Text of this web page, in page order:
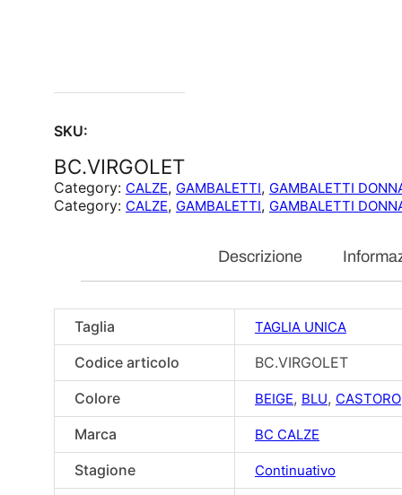
SKU:
BC.VIRGOLET
Category: CALZE, GAMBALETTI, GAMBALETTI
Category: CALZE, GAMBALETTI, GAMBALETTI
Descrizione
Taglia TAGLIA UNICA
Codice articolo
BC.VIRGOLET
Colore
BEIGE, BLU, CASTORO
Marca
BC CALZE
Stagione Continuativo